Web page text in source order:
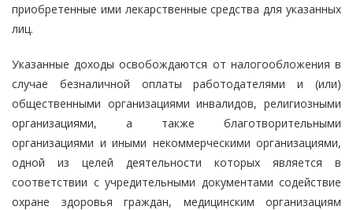
приобретенные ими лекарственные средства для указанных
лиц.
Указанные доходы освобождаются от налогообложения в
случае безналичной оплаты работодателями и (или)
общественными организациями инвалидов, религиозными
организациями, а также благотворительными
организациями и иными некоммерческими организациями,
одной из целей деятельности которых является в
соответствии с учредительными документами содействие
охране здоровья граждан, медицинским организациям